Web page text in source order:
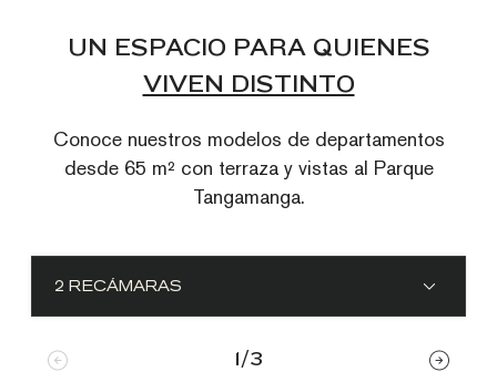
UN ESPACIO PARA QUIENES
VIVEN DISTINTO
Conoce nuestros modelos de departamentos
desde 65 m² con terraza y vistas al Parque
Tangamanga.
2 RECÁMARAS
1/3